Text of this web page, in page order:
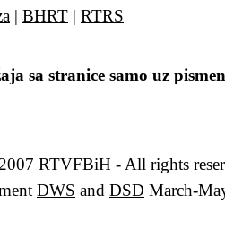
| BHRT | RTRS
sa stranice samo uz
RTVFBiH - All rights
DWS and DSD March-